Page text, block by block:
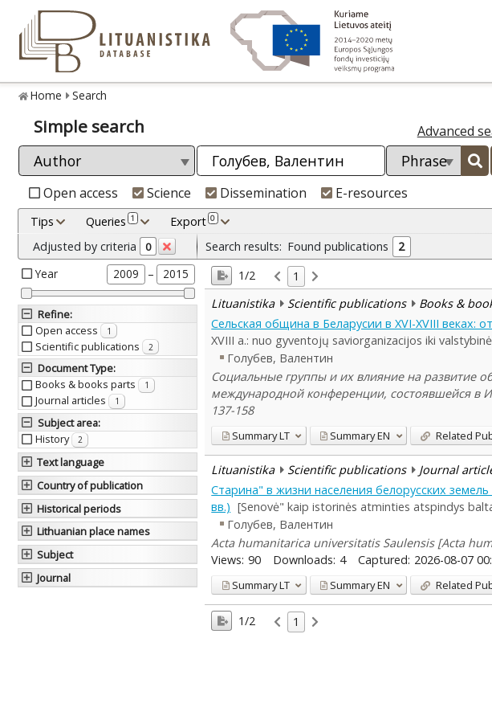
Home Search
Simple search Advanced
Open access Science Dissemination E-resources
Tips Queries 1 Export 0
Adjusted by criteria 0
Year 2009 – 2015
Refine:
Open access
1
Scientific publications 2
Document Type:
Books & books parts
1
Journal articles 1
Subject area:
History
2
Text language
Country of publication
Historical periods
Lithuanian place names
Subject
Journal
Search results: Found publications
2
1/2
1
Lituanistika
Scientific publications Books &
Сельская община в Беларусии в XVI-XVIII веках:
XVIII a.: nuo gyventojų saviorganizacijos iki
Голубев, Валентин
Социальные группы и их влияние на развитие
международной конференции, состоявшейся в
137-158
SummaryLT SummaryEN Related
Lituanistika Scientific publications Journal
Старина" в жизни населения белорусских
вв.) [Senovė" kaip istorinės atminties atspindys
Голубев, Валентин
Acta humanitarica universitatis Saulensis [Acta
Views: 90 Downloads: 4 Captured: 2026-08-07
SummaryLT SummaryEN Related
1/2 1